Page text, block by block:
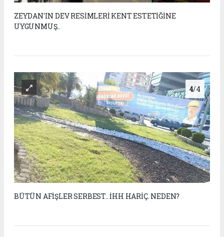
ZEYDAN'IN DEV RESİMLERİ KENT ESTETİĞİNE
UYGUNMUŞ..
4/4
BÜTÜN AFİŞLER SERBEST.. İHH HARİÇ. NEDEN?